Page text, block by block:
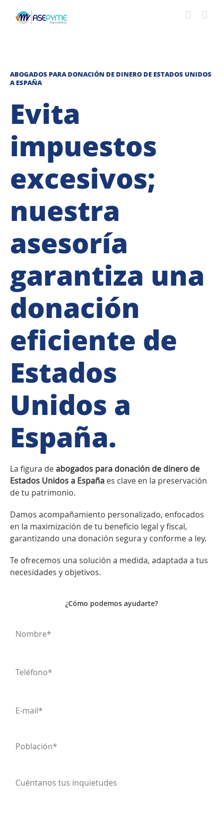
ABOGADOS PARA DONACIÓN DE DINERO DE ESTADOS UNIDOS
A ESPAÑA
Evita
impuestos
excesivos;
nuestra
asesoría
garantiza una
donación
eficiente de
Estados
Unidos a
España.
La figura deabogados para donación de dinero de
Estados Unidos a España es clave en la preservación
de tu patrimonio.
Damos acompañamiento personalizado, enfocados
en la maximización de tu beneficio legal y fiscal,
garantizando una donación segura y conforme a ley.
Te ofrecemos una solución a medida, adaptada a tus
necesidades y objetivos.
¿Cómo podemos ayudarte?